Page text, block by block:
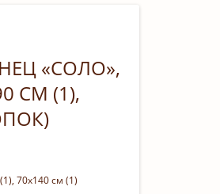
«СОЛО»,
СМ (1),
70х140 см (1)